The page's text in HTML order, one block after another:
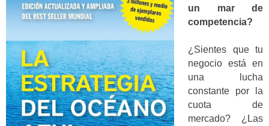
un mar de
competencia?
¿Sientes que tu
negocio está en
una lucha
constante por la
cuota de
mercado? ¿Las